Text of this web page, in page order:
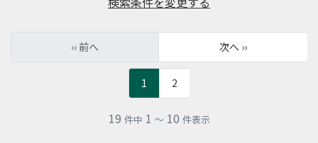
‹‹ 前へ 次へ ››
1 2
19 件中 1 ～ 10 件表示